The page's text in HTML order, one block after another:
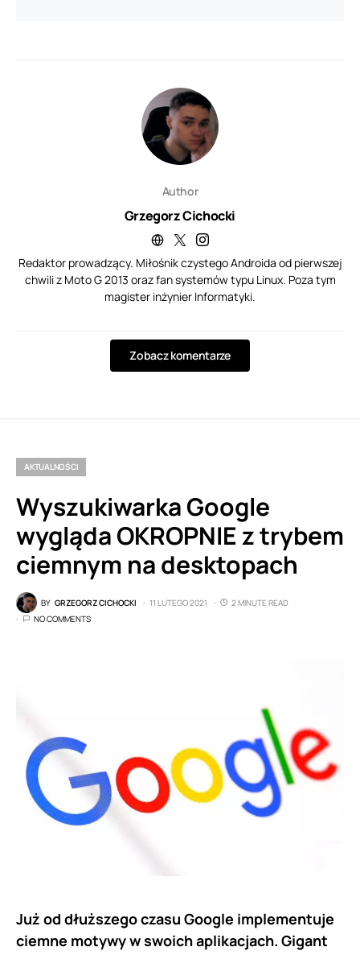
Author
Grzegorz Cichocki
Redaktor prowadzący. Miłośnik czystego Androida od pierwszej
chwili z Moto G 2013 oraz fan systemów typu Linux. Poza tym
magister inżynier Informatyki.
Zobacz komentarze
AKTUALNOŚCI
Wyszukiwarka Google
wygląda OKROPNIE z trybem
ciemnym na desktopach
BY GRZEGORZ CICHOCKI 11 LUTEGO 2021
2 MINUTE READ
NO COMMENTS
Już od dłuższego czasu Google implementuje
ciemne motywy w swoich aplikacjach. Gigant